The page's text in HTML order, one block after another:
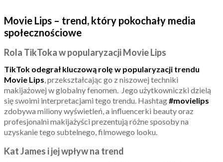
Movie Lips – trend, który pokochały media
społecznościowe
Rola TikToka w popularyzacji Movie Lips
TikTok odegrał kluczową rolę w popularyzacji trendu
Movie Lips, przekształcając go z niszowej techniki
makijażowej w globalny fenomen. Jego użytkowniczki dzielą
się swoimi interpretacjami tego trendu. Hashtag#movielips
zdobywa miliony wyświetleń, a influencerki beauty oraz
profesjonalni makijażyści prezentują różne sposoby na
uzyskanie tego subtelnego, filmowego looku.
Kat James i jej wpływ na trend